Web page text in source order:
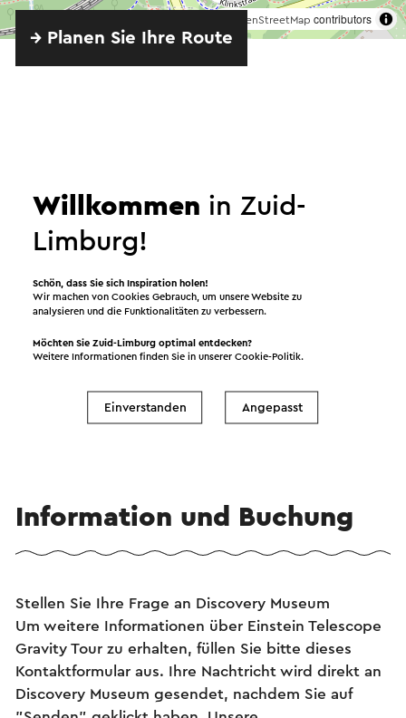
OpenStreetMap contributors
→ Planen Sie Ihre Route
Angeboten von
Information und Buchung
Stellen Sie Ihre Frage an Discovery Museum
Um weitere Informationen über Einstein Telescope
Gravity Tour zu erhalten, füllen Sie bitte dieses
Kontaktformular aus. Ihre Nachtricht wird direkt an
Discovery Museum gesendet, nachdem Sie auf
Willkommen in Zuid-
Limburg!
Schön, dass Sie sich Inspiration holen!
Wir machen von Cookies Gebrauch, um unsere Website zu
analysieren und die Funktionalitäten zu verbessern.
Möchten Sie Zuid-Limburg optimal entdecken?
Weitere Informationen finden Sie in unsererCookie-Politik
Einverstanden Angepasst